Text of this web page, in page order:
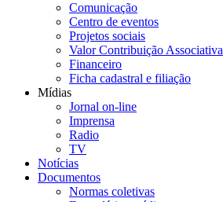
Comunicação
Centro de eventos
Projetos sociais
Valor Contribuição Associativa
Financeiro
Ficha cadastral e filiação
Mídias
Jornal on-line
Imprensa
Radio
TV
Notícias
Documentos
Normas coletivas